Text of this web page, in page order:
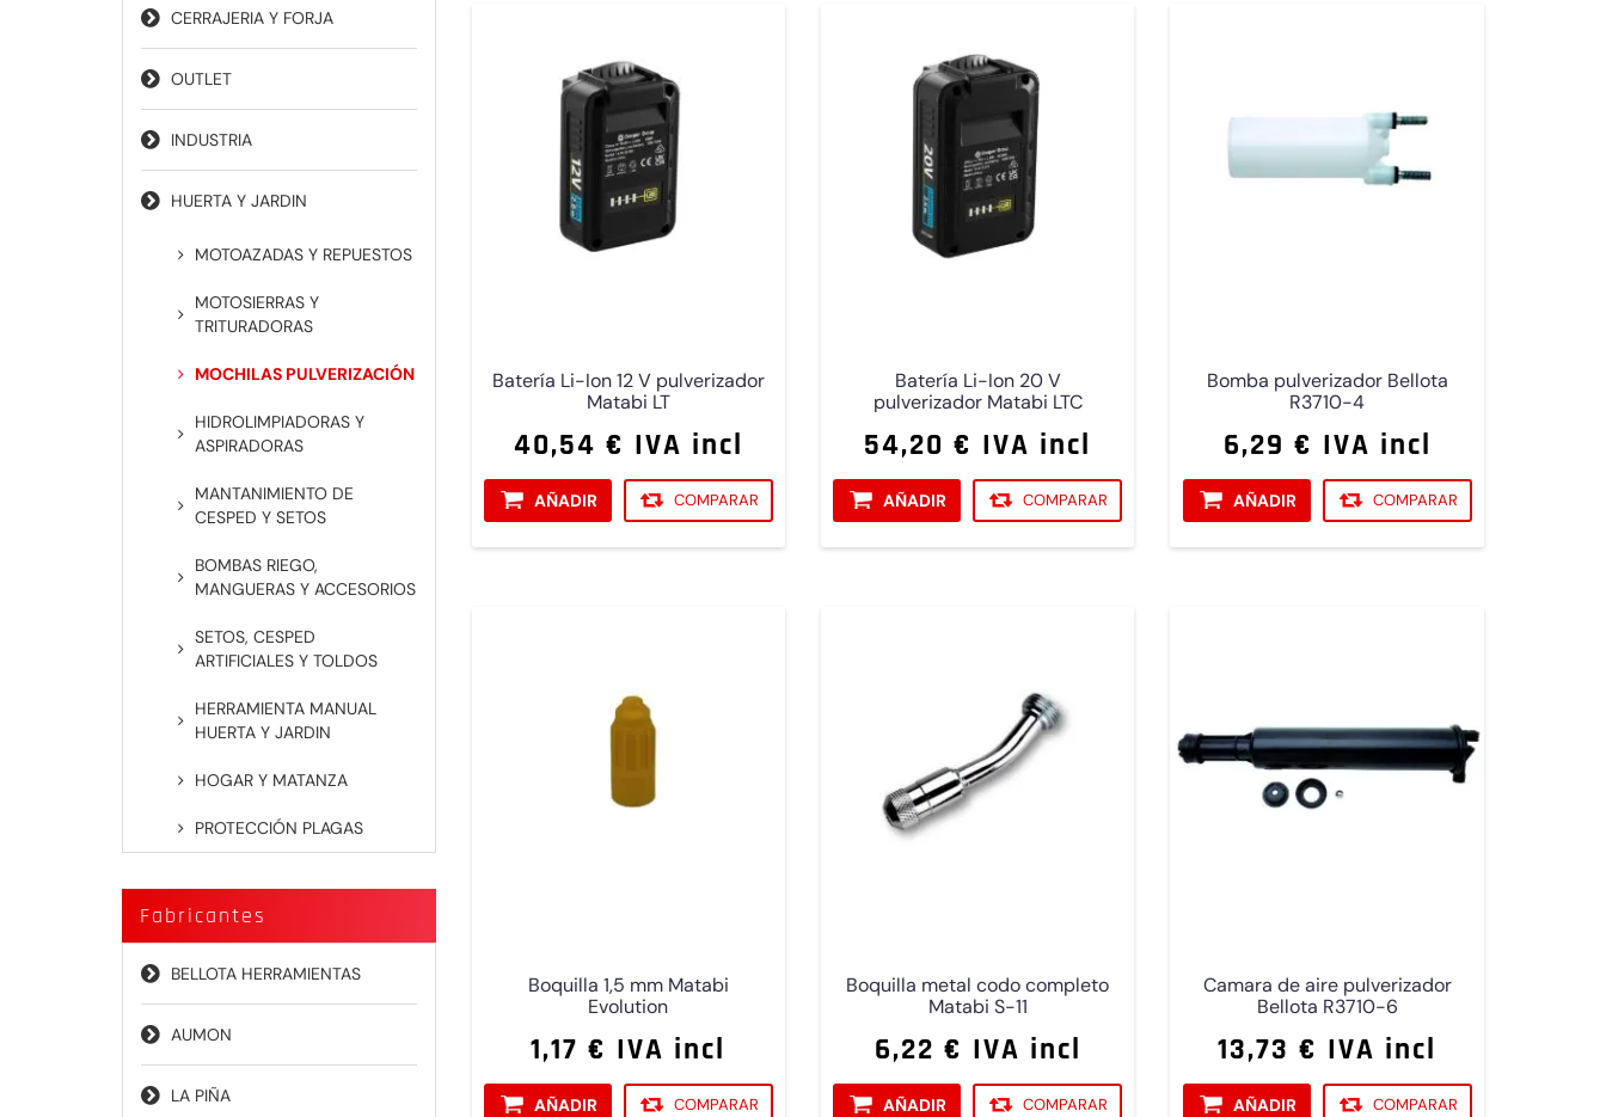
CERRAJERIA Y FORJA
OUTLET
INDUSTRIA
HUERTA Y JARDIN
MOTOAZADAS Y REPUESTOS
MOTOSIERRAS Y
TRITURADORAS
MOCHILAS PULVERIZACIÓN
HIDROLIMPIADORAS Y
ASPIRADORAS
MANTANIMIENTO DE
CESPED Y SETOS
BOMBAS RIEGO,
MANGUERAS Y ACCESORIOS
SETOS, CESPED
ARTIFICIALES Y TOLDOS
HERRAMIENTA MANUAL
HUERTA Y JARDIN
HOGAR Y MATANZA
PROTECCIÓN PLAGAS
Fabricantes
BELLOTA HERRAMIENTAS
AUMON
LA PIÑA
Batería Li-Ion 12 V pulverizador
Matabi LT
40,54 € IVA incl
AÑADIR COMPARAR
Batería Li-Ion 20 V
pulverizador Matabi LTC
54,20 € IVA incl
AÑADIR COMPARAR
Bomba pulverizador Bellota
R3710-4
6,29 € IVA incl
AÑADIR COMPARAR
Boquilla 1,5 mm Matabi
Evolution
1,17 € IVA incl
AÑADIR COMPARAR
Boquilla metal codo completo
Matabi S-11
6,22 € IVA incl
AÑADIR COMPARAR
Camara de aire pulverizador
Bellota R3710-6
13,73 € IVA incl
AÑADIR COMPARAR